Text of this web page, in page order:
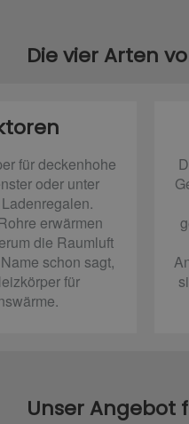
Die vier Arten
für deckenhohe
oder unter
erwärmen
die Raumluft
schon sagt,
für
Unser Angebot